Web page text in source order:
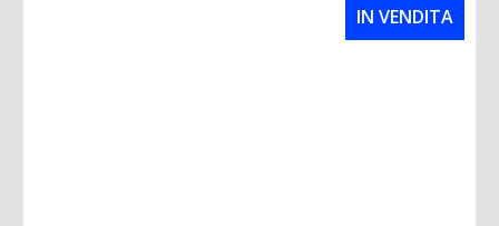
IN VENDITA